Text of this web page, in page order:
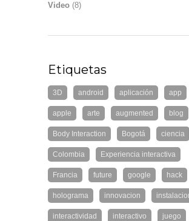
Video (8)
Etiquetas
3D android aplicación app
apple arte augmented blog
Body Interaction Bogotá ciencia
Colombia Experiencia interactiva
Francia future google hack
holograma innovacion
interactividad interactivo juego